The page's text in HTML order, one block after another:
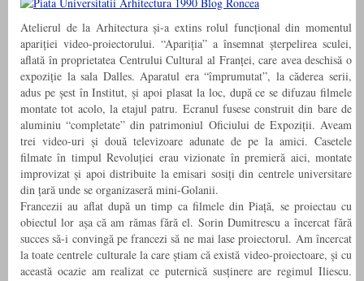
Atelierul de la Arhitectura și-a extins rolul funcțional din momentul
apariției video-proiectorului. “Apariția” a însemnat șterpelirea sculei,
aflată în proprietatea Centrului Cultural al Franței, care avea deschisă o
expoziție la sala Dalles. Aparatul era “împrumutat”, la căderea serii,
adus pe șest în Institut, și apoi plasat la loc, după ce se difuzau filmele
montate tot acolo, la etajul patru. Ecranul fusese construit din bare de
aluminiu “completate” din patrimoniul Oficiului de Expoziții. Aveam
trei video-uri și două televizoare adunate de pe la amici. Casetele
filmate în timpul Revoluției erau vizionate în premieră aici, montate
improvizat și apoi distribuite la emisari sosiți din centrele universitare
din țară unde se organizaseră mini-Golanii.
Francezii au aflat după un timp ca filmele din Piață, se proiectau cu
obiectul lor așa că am rămas fără el. Sorin Dumitrescu a încercat fără
succes să-i convingă pe francezi să ne mai lase proiectorul. Am încercat
la toate centrele culturale la care știam că există video-proiectoare, și cu
această ocazie am realizat ce puternică susținere are regimul Iliescu.